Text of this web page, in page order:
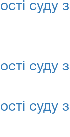
суду
суду
суду